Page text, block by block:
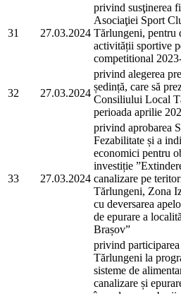
31 27.03.2024
privind susţinerea
Asociaţiei Sport
Tărlungeni, pentru
activității sportive
competitional
32 27.03.2024
privind alegerea
ședință, care să
Consiliului Local
perioada aprilie
33 27.03.2024
privind aprobarea
Fezabilitate și a
economici pentru
investiție
canalizare pe
Tărlungeni, Zona
cu deversarea
de epurare a
Brașov”
privind
Tărlungeni la
sisteme de
canalizare și